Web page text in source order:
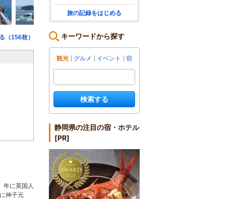
（156枚）
年に英国人
神子元
旅の記録をはじめる
キーワードから探す
観光 グルメ イベント 宿
検索する
静岡県の注目の宿・ホテル
[PR]